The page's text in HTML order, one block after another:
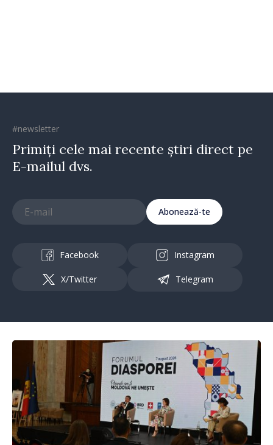
#newsletter
Primiți cele mai recente știri direct pe
E-mailul dvs.
Abonează-te
Facebook Instagram
X/Twitter Telegram